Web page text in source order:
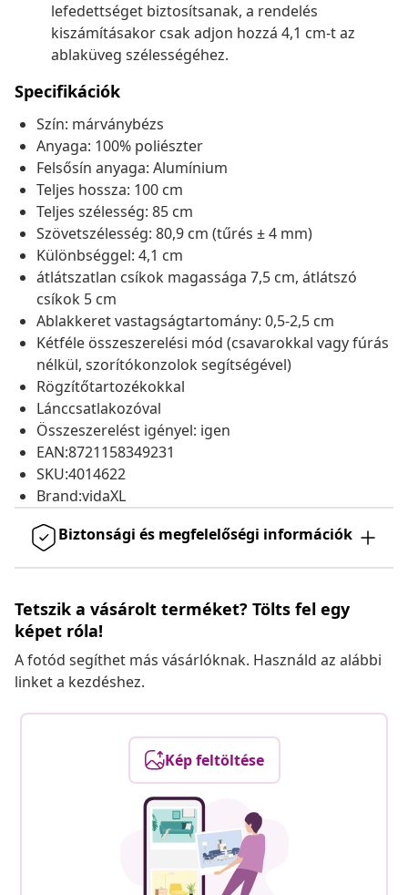
lefedettséget biztosítsanak, a rendelés
kiszámításakor csak adjon hozzá 4,1 cm-t az
ablaküveg szélességéhez.
Specifikációk
Szín: márványbézs
Anyaga: 100% poliészter
Felsősín anyaga: Alumínium
Teljes hossza: 100 cm
Teljes szélesség: 85 cm
Szövetszélesség: 80,9 cm (tűrés ± 4 mm)
Különbséggel: 4,1 cm
átlátszatlan csíkok magassága 7,5 cm, átlátszó
csíkok 5 cm
Ablakkeret vastagságtartomány: 0,5-2,5 cm
Kétféle összeszerelési mód (csavarokkal vagy fúrás
nélkül, szorítókonzolok segítségével)
Rögzítőtartozékokkal
Lánccsatlakozóval
Összeszerelést igényel: igen
EAN:8721158349231
SKU:4014622
Brand:vidaXL
Biztonsági és megfelelőségi információk
Tetszik a vásárolt terméket? Tölts fel egy
képet róla!
A fotód segíthet más vásárlóknak. Használd az alábbi
linket a kezdéshez.
Kép feltöltése